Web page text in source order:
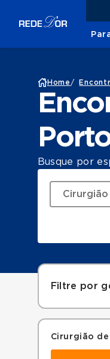
Home /
Busque por
Filtre por
Cirurgião